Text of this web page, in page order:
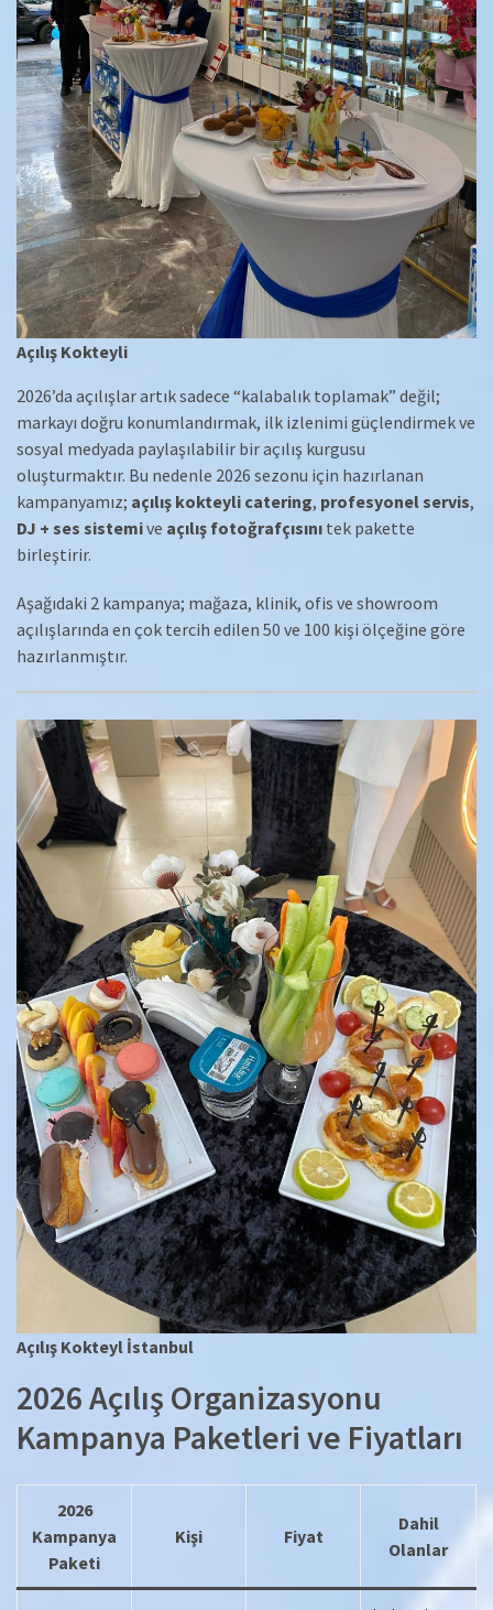
Açılış Kokteyli
2026’da açılışlar artık sadece “kalabalık toplamak” değil;
markayı doğru konumlandırmak, ilk izlenimi güçlendirmek ve
sosyal medyada paylaşılabilir bir açılış kurgusu
oluşturmaktır. Bu nedenle 2026 sezonu için hazırlanan
kampanyamız; açılış kokteyli catering, profesyonel servis,
DJ + ses sistemive açılış fotoğrafçısını tek pakette
birleştirir.
Aşağıdaki 2 kampanya; mağaza, klinik, ofis ve showroom
açılışlarında en çok tercih edilen 50 ve 100 kişi ölçeğine göre
hazırlanmıştır.
Açılış Kokteyl İstanbul
2026 Açılış Organizasyonu
Kampanya Paketleri ve Fiyatları
2026
Kampanya
Paketi
Kişi Fiyat
Dahil
Olanlar